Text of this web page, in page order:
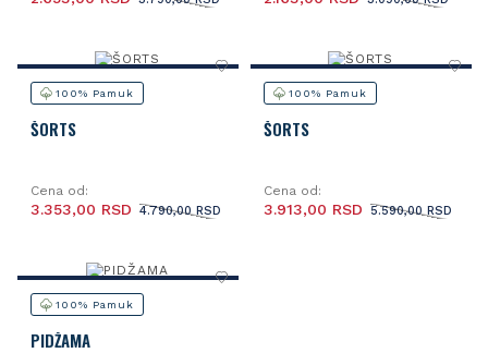
100% Pamuk
ŠORTS
Cena od:
4.790,00 RSD
3.353,00 RSD
100% Pamuk
ŠORTS
Cena od:
5.590,00 RSD
3.913,00 RSD
100% Pamuk
PIDŽAMA